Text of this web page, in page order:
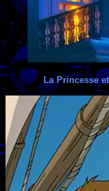
La Princesse